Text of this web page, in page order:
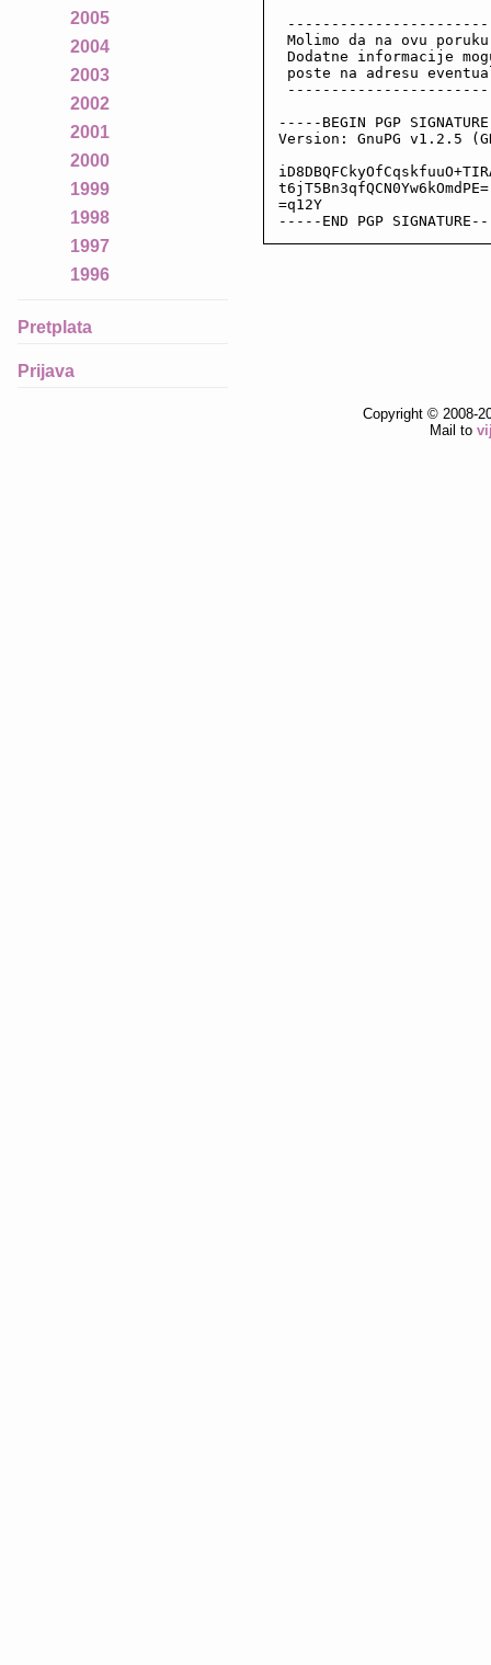
2005
2004
2003
2002
2001
2000
1999
1998
1997
1996
Pretplata
Prijava
Molimo da na ovu
Dodatne informacije
poste na adresu
-----BEGIN PGP
Version: GnuPG v1.2.5
t6jT5Bn3qfQCN0Yw6kOmdPE=
=q12Y
-----END PGP
Copyright © 2008-
Mail to